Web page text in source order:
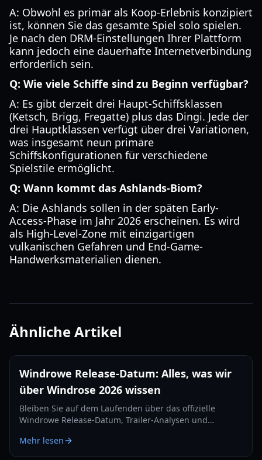
A: Obwohl es primär als Koop-Erlebnis konzipiert
ist, können Sie das gesamte Spiel solo spielen.
Je nach den DRM-Einstellungen Ihrer Plattform
kann jedoch eine dauerhafte Internetverbindung
erforderlich sein.
Q: Wie viele Schiffe sind zu Beginn verfügbar?
A: Es gibt derzeit drei Haupt-Schiffsklassen
(Ketsch, Brigg, Fregatte) plus das Dingi. Jede der
drei Hauptklassen verfügt über drei Variationen,
was insgesamt neun primäre
Schiffskonfigurationen für verschiedene
Spielstile ermöglicht.
Q: Wann kommt das Ashlands-Biom?
A: Die Ashlands sollen in der späten Early-
Access-Phase im Jahr 2026 erscheinen. Es wird
als High-Level-Zone mit einzigartigen
vulkanischen Gefahren und End-Game-
Handwerksmaterialien dienen.
Ähnliche Artikel
Windrowe Release-Datum: Alles, was wir
über Windrose 2026 wissen
Bleiben Sie auf dem Laufenden über das offizielle
Windrowe Release-Datum, Trailer-Analysen und
das auf dem IGN Fan Fest enthüllt wurde.
Mehr lesen